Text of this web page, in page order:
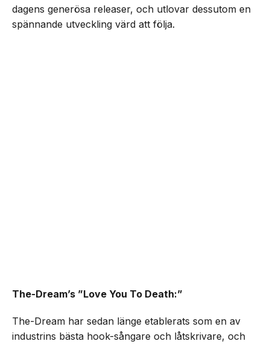
dagens generösa releaser, och utlovar dessutom en
spännande utveckling värd att följa.
The-Dream’s ”Love You To Death:”
The-Dream har sedan länge etablerats som en av
industrins bästa hook-sångare och låtskrivare, och